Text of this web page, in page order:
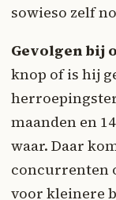
sowieso zelf
Gevolgen bij
knop of is hij
maanden en
waar. Daar
concurrenten
voor kleinere